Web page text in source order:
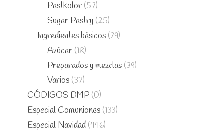
Pastkolor (57)
Sugar Pastry (25)
Ingredientes básicos (79)
Azúcar (18)
Preparados y mezclas (39)
Varios (37)
CÓDIGOS DMP (0)
Especial Comuniones (133)
Especial Navidad (446)